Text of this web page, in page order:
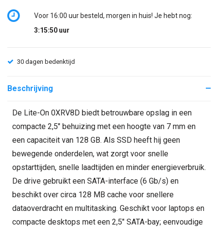
Voor 16:00 uur besteld, morgen in huis! Je hebt nog:
3:15:50uur
30 dagen bedenktijd
Beschrijving
De Lite-On 0XRV8D biedt betrouwbare opslag in een
compacte 2,5" behuizing met een hoogte van 7 mm en
een capaciteit van 128 GB. Als SSD heeft hij geen
bewegende onderdelen, wat zorgt voor snelle
opstarttijden, snelle laadtijden en minder energieverbruik.
De drive gebruikt een SATA-interface (6 Gb/s) en
beschikt over circa 128 MB cache voor snellere
dataoverdracht en multitasking. Geschikt voor laptops en
compacte desktops met een 2,5" SATA-bay; eenvoudige